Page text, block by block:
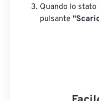
Quando lo
pulsante